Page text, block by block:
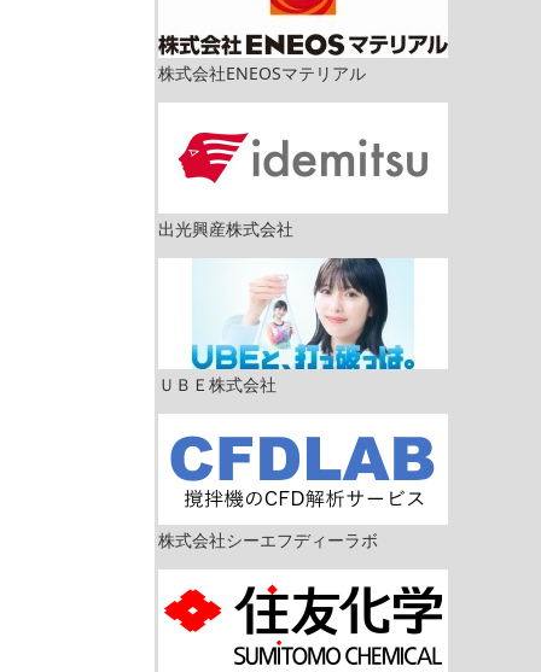
株式会社ENEOSマテリアル
出光興産株式会社
ＵＢＥ株式会社
株式会社シーエフディーラボ